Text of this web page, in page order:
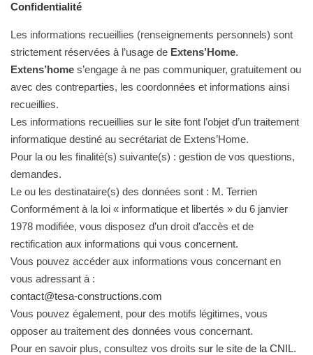
Confidentialité
Les informations recueillies (renseignements personnels) sont
strictement réservées à l’usage de Extens’Home.
Extens’home s’engage à ne pas communiquer, gratuitement ou
avec des contreparties, les coordonnées et informations ainsi
recueillies.
Les informations recueillies sur le site font l’objet d’un traitement
informatique destiné au secrétariat de Extens’Home.
Pour la ou les finalité(s) suivante(s) : gestion de vos questions,
demandes.
Le ou les destinataire(s) des données sont : M. Terrien
Conformément à la loi « informatique et libertés » du 6 janvier
1978 modifiée, vous disposez d’un droit d’accès et de
rectification aux informations qui vous concernent.
Vous pouvez accéder aux informations vous concernant en
vous adressant à :
contact@tesa-constructions.com
Vous pouvez également, pour des motifs légitimes, vous
opposer au traitement des données vous concernant.
Pour en savoir plus, consultez vos droits sur le site de la CNIL.